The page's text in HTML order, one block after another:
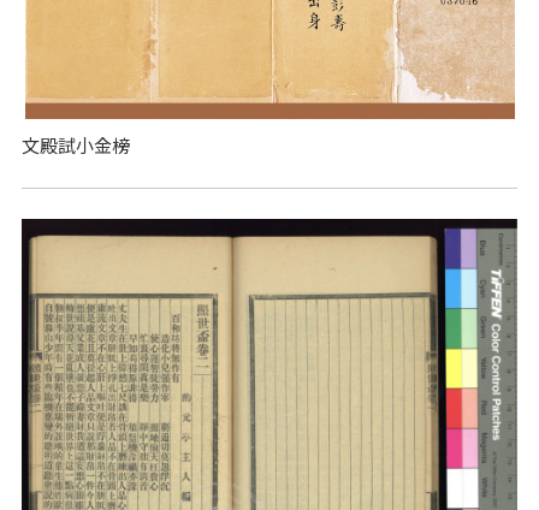
文殿試小金榜